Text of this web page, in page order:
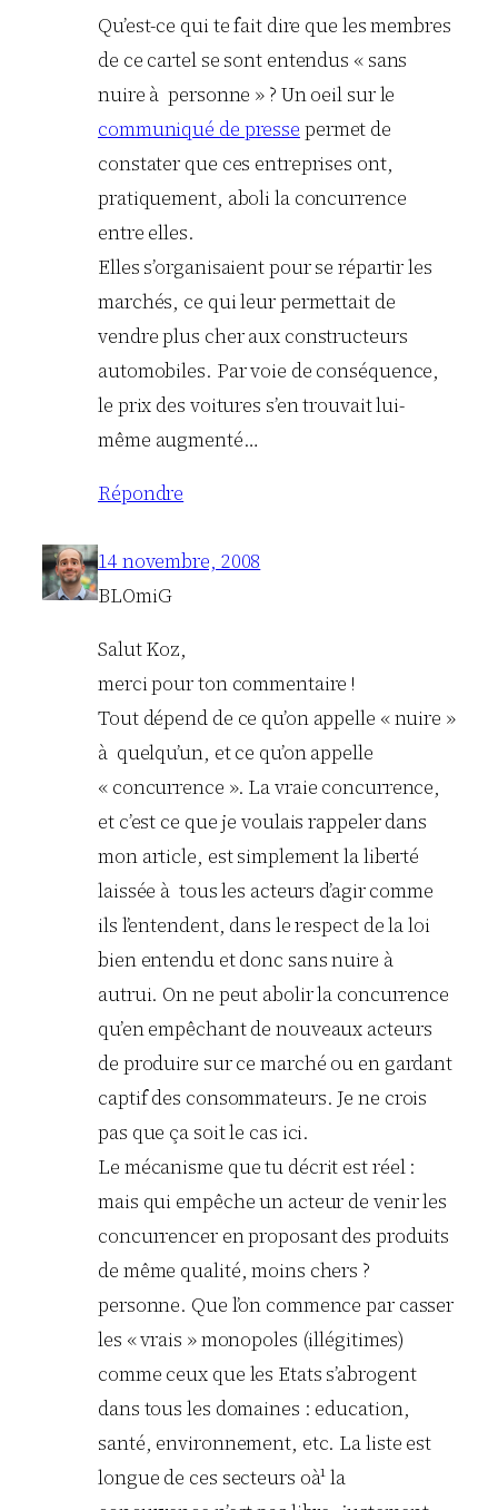
Qu’est-ce qui te fait dire que les membres
de ce cartel se sont entendus « sans
nuire à personne » ? Un oeil sur le
communiqué de presse permet de
constater que ces entreprises ont,
pratiquement, aboli la concurrence
entre elles.
Elles s’organisaient pour se répartir les
marchés, ce qui leur permettait de
vendre plus cher aux constructeurs
automobiles. Par voie de conséquence,
le prix des voitures s’en trouvait lui-
même augmenté…
Répondre
14 novembre, 2008
BLOmiG
Salut Koz,
merci pour ton commentaire !
Tout dépend de ce qu’on appelle « nuire »
à quelqu’un, et ce qu’on appelle
« concurrence ». La vraie concurrence,
et c’est ce que je voulais rappeler dans
mon article, est simplement la liberté
laissée à tous les acteurs d’agir comme
ils l’entendent, dans le respect de la loi
bien entendu et donc sans nuire à
autrui. On ne peut abolir la concurrence
qu’en empêchant de nouveaux acteurs
de produire sur ce marché ou en gardant
captif des consommateurs. Je ne crois
pas que ça soit le cas ici.
Le mécanisme que tu décrit est réel :
mais qui empêche un acteur de venir les
concurrencer en proposant des produits
de même qualité, moins chers ?
personne. Que l’on commence par casser
les « vrais » monopoles (illégitimes)
comme ceux que les Etats s’abrogent
dans tous les domaines : education,
santé, environnement, etc. La liste est
longue de ces secteurs oà¹ la